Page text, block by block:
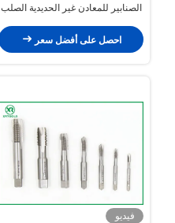
الصنابير للمعادن غير الحديدية الصلب
احصل على أفضل سعر
فيديو